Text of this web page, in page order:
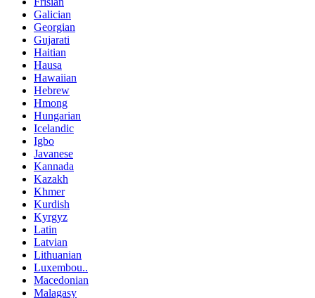
Galician
Georgian
Gujarati
Haitian
Hausa
Hawaiian
Hebrew
Hmong
Hungarian
Icelandic
Igbo
Javanese
Kannada
Kazakh
Khmer
Kurdish
Kyrgyz
Latin
Latvian
Lithuanian
Luxembou..
Macedonian
Malagasy